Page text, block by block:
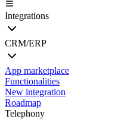
Integrations
CRM/ERP
App marketplace
Functionalities
New integration
Roadmap
Telephony